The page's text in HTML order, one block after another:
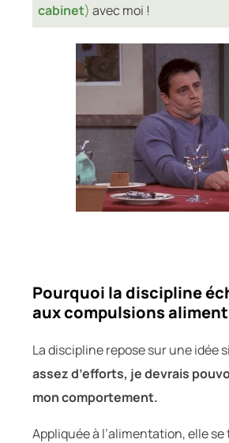
cabinet) avec moi !
Pourquoi la discipline
aux compulsions
La discipline repose sur une idée
assez d’efforts, je devrais
mon comportement.
Appliquée à l’alimentation, elle